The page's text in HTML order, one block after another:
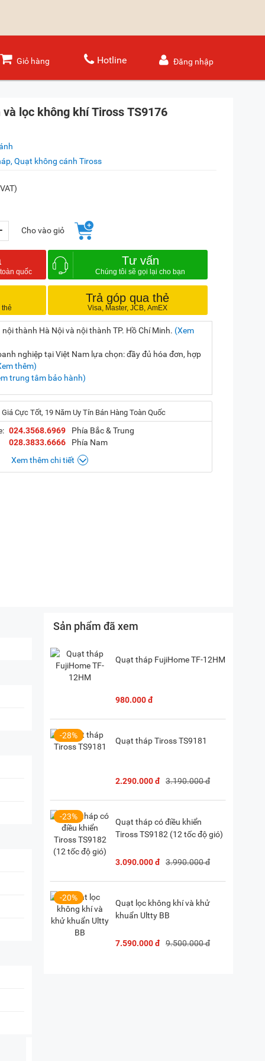
Giỏ hàng Hotline Đăng nhập
lọc không khí Tiross TS9176
Quạt không cánh Tiross
Cho vào giỏ
Tư vấn
Trả góp qua thẻ
thành Hà Nội và nội thành TP. Hồ Chí Minh. (Xem
nghiệp tại Việt Nam lựa chọn: đầy đủ hóa đơn, hợp
thêm)
trung tâm bảo hành)
Cực Tốt, 19 Năm Uy Tín Bán Hàng Toàn Quốc
024.3568.6969
Phía Bắc & Trung
028.3833.6666
Phía Nam
Xem thêm chi tiết
Sản phẩm đã xem
Quạt tháp FujiHome TF-12HM
980.000 đ
-28%
Quạt tháp Tiross TS9181
2.290.000 đ 3.190.000 đ
-23%
Quạt tháp có điều khiển
Tiross TS9182 (12 tốc độ gió)
3.090.000 đ 3.990.000 đ
-20%
Quạt lọc không khí và khử
khuẩn Ultty BB
7.590.000 đ 9.500.000 đ